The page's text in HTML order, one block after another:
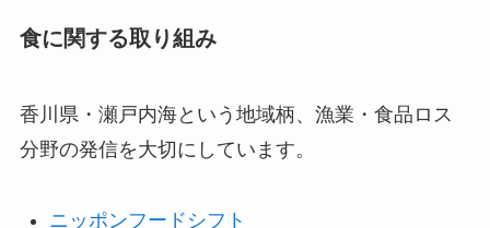
食に関する取り組み
香川県・瀬戸内海という地域柄、漁業・食品ロス
分野の発信を大切にしています。
ニッポンフードシフト